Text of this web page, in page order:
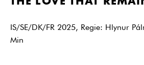
THE LOVE THAT
IS/SE/DK/FR 2025, Regie: Hlynur
Min